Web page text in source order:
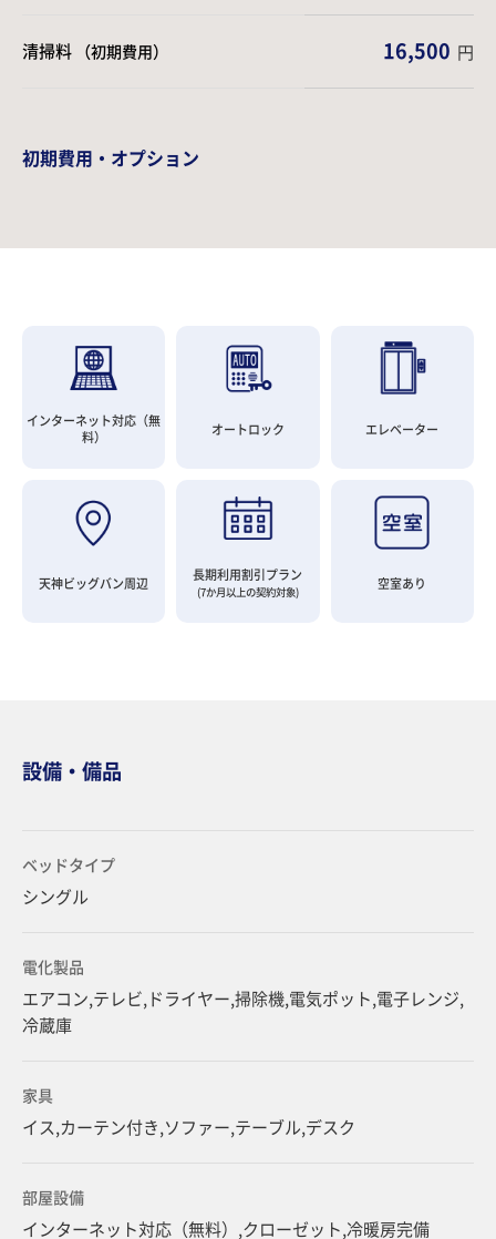
清掃料 （初期費用） 16,500 円
初期費用・オプション
インターネット対応（無
料）
オートロック エレベーター
天神ビッグバン周辺 長期利用割引プラン
(7か月以上の契約対象) 空室あり
設備・備品
ベッドタイプ
シングル
電化製品
エアコン,テレビ,ドライヤー,掃除機,電気ポット,電子レンジ,
冷蔵庫
家具
イス,カーテン付き,ソファー,テーブル,デスク
部屋設備
インターネット対応（無料）,クローゼット,冷暖房完備